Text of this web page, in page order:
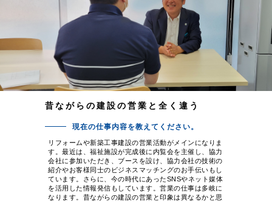
昔ながらの建設の営業と全く違う
現在の仕事内容を教えてください。
リフォームや新築工事建設の営業活動がメインになりま
す。最近は、福祉施設が完成後に内覧会を主催し、協力
会社に参加いただき、ブースを設け、協力会社の技術の
紹介やお客様同士のビジネスマッチングのお手伝いもし
ています。さらに、今の時代にあったSNSやネット媒体
を活用した情報発信もしています。営業の仕事は多岐に
なります。昔ながらの建設の営業と印象は異なるかと思